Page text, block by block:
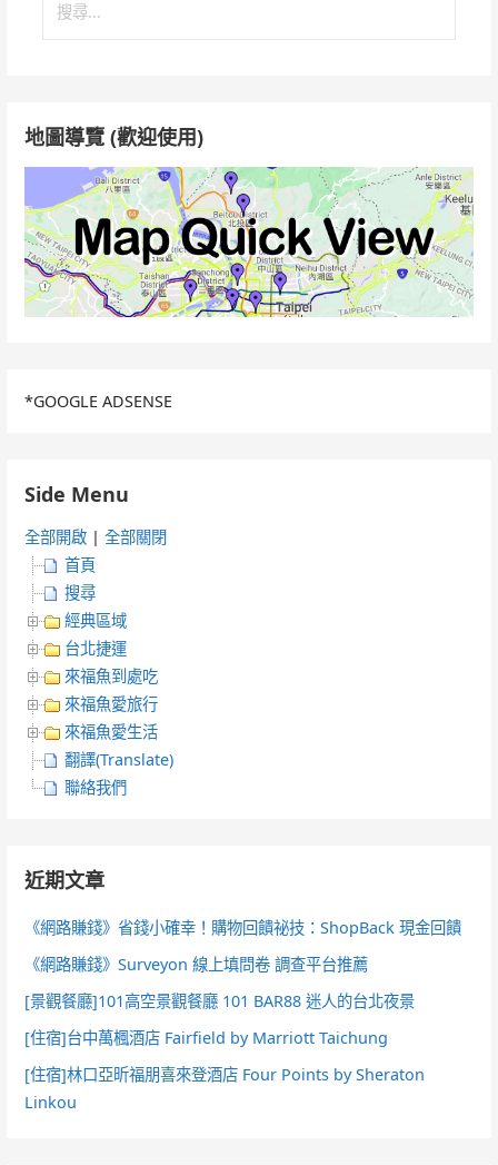
地圖導覽 (歡迎使用)
*GOOGLE ADSENSE
Side Menu
全部開啟 |全部關閉
首頁
搜尋
經典區域
台北捷運
來福魚到處吃
來福魚愛旅行
來福魚愛生活
翻譯(Translate)
聯絡我們
近期文章
《網路賺錢》省錢小確幸！購物回饋祕技：ShopBack 現金回饋
《網路賺錢》Surveyon 線上填問卷 調查平台推薦
[景觀餐廳]101高空景觀餐廳 101 BAR88 迷人的台北夜景
[住宿]台中萬楓酒店 Fairfield by Marriott Taichung
[住宿]林口亞昕福朋喜來登酒店 Four Points by Sheraton
Linkou